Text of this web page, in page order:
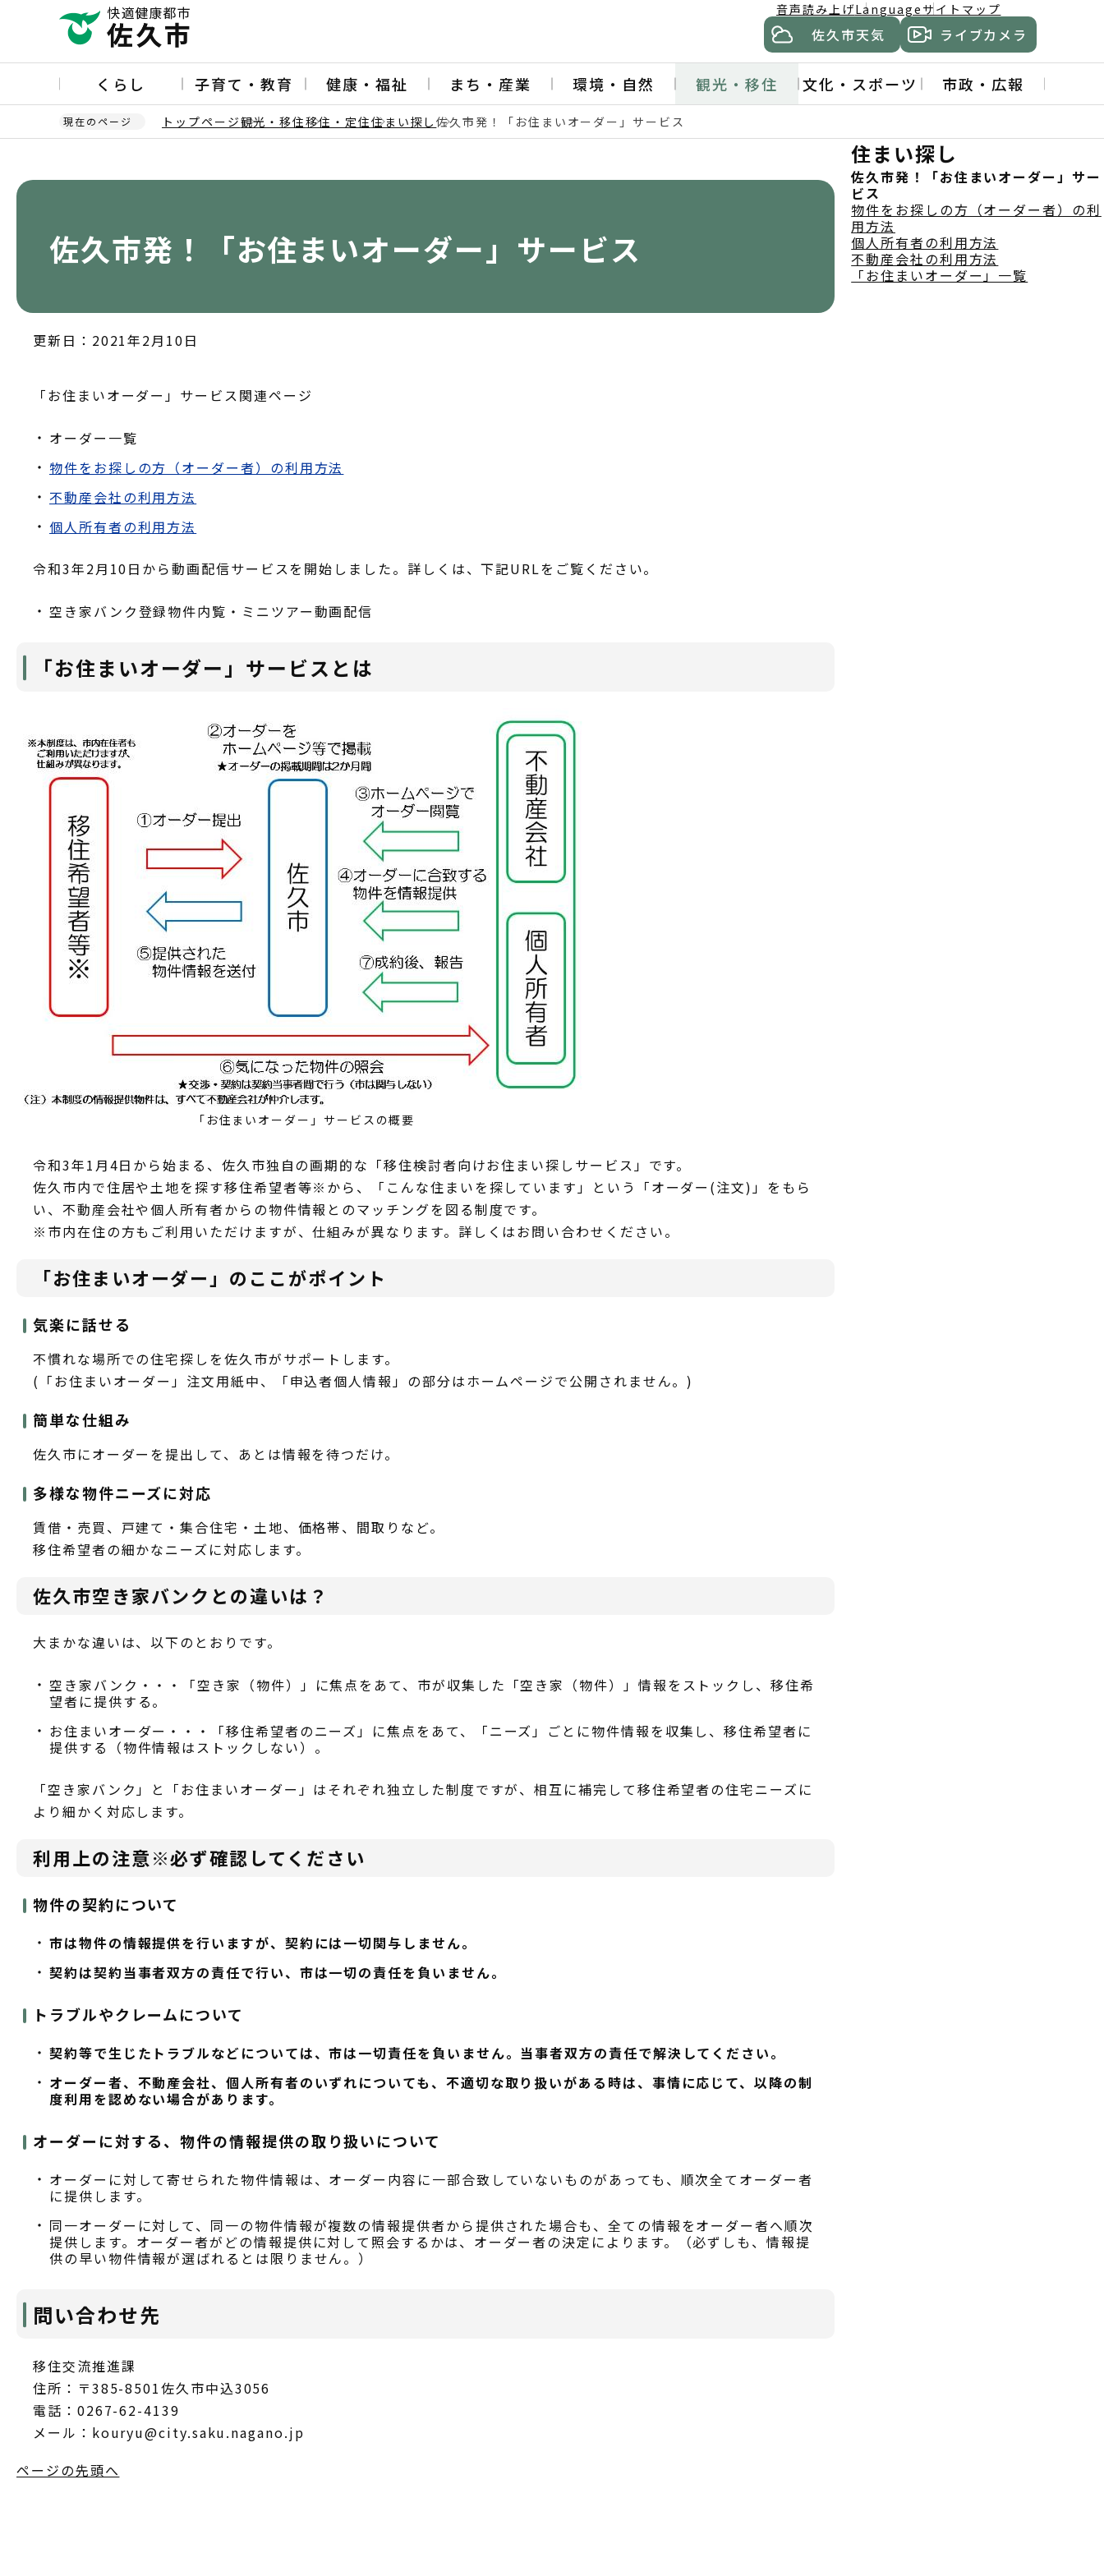
ー
の
音声読み上げLanguage サイトマップ
佐久市天気 ライブカメラ
くらし 子育て・教育 健康・福祉 まち・産業 環境・自然 観光・移住 文化・スポーツ 市政・広報
現在のページ トップページ観光・移住移住・定住住まい探し佐久市発！「お住まいオーダー」サービス
佐久市発！「お住まいオーダー」サービス
更新日：2021年2月10日
「お住まいオーダー」サービス関連ページ
オーダー一覧
物件をお探しの方（オーダー者）の利用方法
不動産会社の利用方法
個人所有者の利用方法
令和3年2月10日から動画配信サービスを開始しました。詳しくは、下記URLをご覧ください。
空き家バンク登録物件内覧・ミニツアー動画配信
「お住まいオーダー」サービスとは
「お住まいオーダー」サービスの概要
令和3年1月4日から始まる、佐久市独自の画期的な「移住検討者向けお住まい探しサービス」です。
佐久市内で住居や土地を探す移住希望者等※から、「こんな住まいを探しています」という「オーダー(注文)」をもら
い、不動産会社や個人所有者からの物件情報とのマッチングを図る制度です。
※市内在住の方もご利用いただけますが、仕組みが異なります。詳しくはお問い合わせください。
「お住まいオーダー」のここがポイント
気楽に話せる
不慣れな場所での住宅探しを佐久市がサポートします。
(「お住まいオーダー」注文用紙中、「申込者個人情報」の部分はホームページで公開されません。)
簡単な仕組み
佐久市にオーダーを提出して、あとは情報を待つだけ。
多様な物件ニーズに対応
賃借・売買、戸建て・集合住宅・土地、価格帯、間取りなど。
移住希望者の細かなニーズに対応します。
佐久市空き家バンクとの違いは？
大まかな違いは、以下のとおりです。
空き家バンク・・・「空き家（物件）」に焦点をあて、市が収集した「空き家（物件）」情報をストックし、移住希
望者に提供する。
お住まいオーダー・・・「移住希望者のニーズ」に焦点をあて、「ニーズ」ごとに物件情報を収集し、移住希望者に
提供する（物件情報はストックしない）。
「空き家バンク」と「お住まいオーダー」はそれぞれ独立した制度ですが、相互に補完して移住希望者の住宅ニーズに
より細かく対応します。
利用上の注意※必ず確認してください
物件の契約について
市は物件の情報提供を行いますが、契約には一切関与しません。
契約は契約当事者双方の責任で行い、市は一切の責任を負いません。
トラブルやクレームについて
契約等で生じたトラブルなどについては、市は一切責任を負いません。 当事者双方の責任で解決してください。
オーダー者、不動産会社、個人所有者のいずれについても、不適切な取り扱いがある時は、事情に応じて、以降の制
度利用を認めない場合があります。
オーダーに対する、物件の情報提供の取り扱いについて
オーダーに対して寄せられた物件情報は、オーダー内容に一部合致していないものがあっても、順次全てオーダー者
に提供します。
同一オーダーに対して、同一の物件情報が複数の情報提供者から提供された場合も、全ての情報をオーダー者へ順次
提供します。オーダー者がどの情報提供に対して照会するかは、オーダー者の決定によります。（必ずしも、情報提
供の早い物件情報が選ばれるとは限りません。）
問い合わせ先
移住交流推進課
住所：〒385-8501佐久市中込3056
電話：0267-62-4139
メール：kouryu@city.saku.nagano.jp
ページの先頭へ
住まい探し
佐久市発！「お住まいオーダー」サー
ビス
物件をお探しの方（オーダー者）の利
用方法
個人所有者の利用方法
不動産会社の利用方法
「お住まいオーダー」一覧